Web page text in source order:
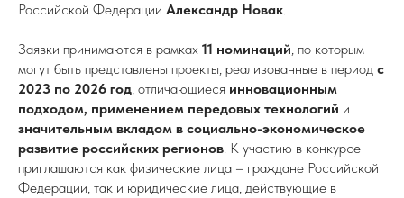
Российской Федерации Александр Новак.
Заявки принимаются в рамках 11 номинаций, по которым
могут быть представлены проекты, реализованные в период с
2023 по 2026 год, отличающиеся инновационным
подходом, применением передовых технологий и
значительным вкладом в социально-экономическое
развитие российских регионов. К участию в конкурсе
приглашаются как физические лица – граждане Российской
Федерации, так и юридические лица, действующие в